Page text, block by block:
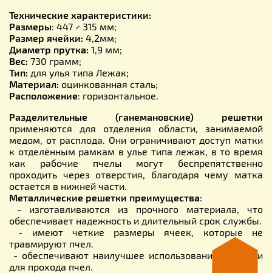
Технические характеристики:
Размеры: 447 × 315 мм;
Размер ячейки: 4,2мм;
Диаметр прутка: 1,9 мм;
Вес: 730 грамм;
Тип: для улья типа Лежак;
Материал: оцинкованная сталь;
Расположение: горизонтальное.
Разделительные (ганемановские) решетки
применяются для отделения области, занимаемой
медом, от расплода. Они ограничивают доступ матки
к отделённым рамкам в улье типа лежак, в то время
как рабочие пчелы могут беспрепятственно
проходить через отверстия, благодаря чему матка
остается в нижней части.
Металлические решетки преимущества:
- изготавливаются из прочного материала, что
обеспечивает надежность и длительный срок службы.
- имеют четкие размеры ячеек, которые не
травмируют пчел.
- обеспечивают наилучшее использование площади
для прохода пчел.